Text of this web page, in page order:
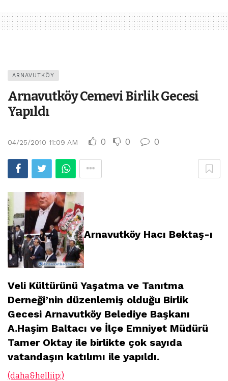
ARNAVUTKÖY
Arnavutköy Cemevi Birlik Gecesi
Yapıldı
04/25/2010 11:09 AM 0 0 0
Arnavutköy Hacı Bektaş-ı
Veli Kültürünü Yaşatma ve Tanıtma
Derneği’nin düzenlemiş olduğu Birlik
Gecesi Arnavutköy Belediye Başkanı
A.Haşim Baltacı ve İlçe Emniyet Müdürü
Tamer Oktay ile birlikte çok sayıda
vatandaşın katılımı ile yapıldı.
(daha&helliip;)